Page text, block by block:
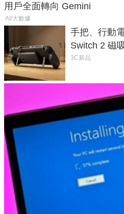
用戶全面轉向 Gemini
AI/大數據
手把、行動
Switch 2 磁
延長 1.5 倍
3C新品